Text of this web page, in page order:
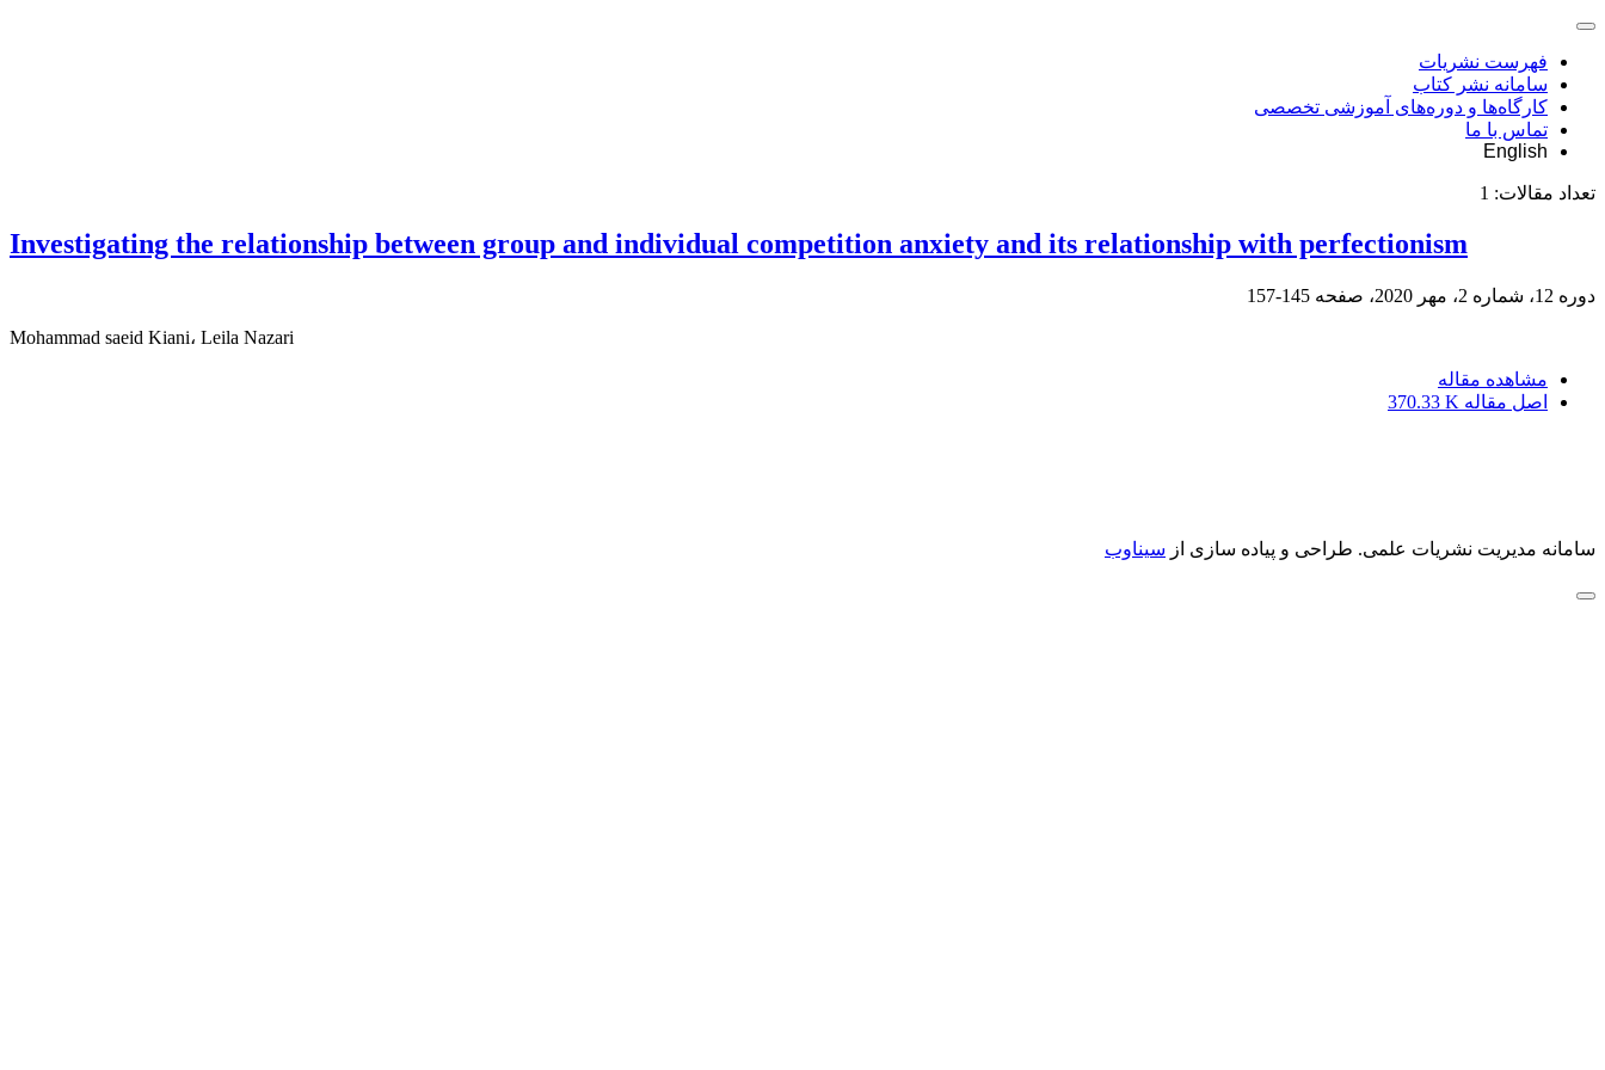
فهرست نشریات
سامانه نشر کتاب
کارگاه‌ها و دوره‌های آموزشی تخصصی
تماس با ما
English
تعداد مقالات: 1
Investigating the relationship between group and individual competition anxiety and its relationship with perfectionism
دوره 12، شماره 2، مهر 2020، صفحه 145-157
Mohammad saeid Kiani، Leila Nazari
مشاهده مقاله
اصل مقاله 370.33 K
سامانه مدیریت نشریات علمی. طراحی و پیاده سازی از سیناوب